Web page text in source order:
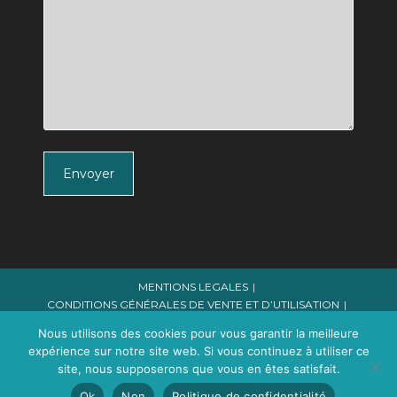
Envoyer
MENTIONS LEGALES
CONDITIONS GÉNÉRALES DE VENTE ET D’UTILISATION
© COPYRIGHT 2014-2025 - MARJORIE LE BON - TOUS
DROITS RÉSERVÉS // SIRET : 827 550 047 00050
Nous utilisons des cookies pour vous garantir la meilleure
expérience sur notre site web. Si vous continuez à utiliser ce
site, nous supposerons que vous en êtes satisfait.